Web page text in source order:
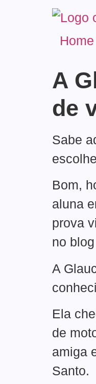
Home
A
de
Sabe
Bom,
aluna
prova
no
A
Ela
de
amiga
Santo.